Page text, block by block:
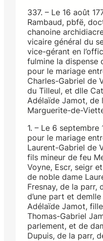
337. – Le 16 août
Rambaud, pbfë,
chanoine
vicaire général du
vice-gérant en
fulmine la dispense
pour le mariage
Charles-Gabriel de
du Tilleul, et dlle
Adélaïde Jamot, de
Marguerite-de-
1. – Le 6 septembre
pour le mariage
Laurent-Gabriel de
fils mineur de feu
Voyne, Escr, seigr
de noble dame
Fresnay, de la parr,
d’une part et
Adélaïde Jamot,
Thomas-Gabriel
parlement, et de
Dupuis, de la parr,